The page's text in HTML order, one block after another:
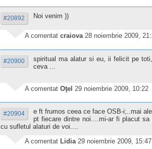
#20892 Noi venim ))
A comentat craiova 28 noiembrie 2009,
#20900
spiritual ma alatur si eu, ii felicit pe
ceva ...
A comentat Oţel 29 noiembrie 2009, 10:22
#20904
e ft frumos ceea ce face OSB-i;..mai
pt fiecare dintre noi....mi-ar fi placut
cu sufletul alaturi de voi....
A comentat Lidia 29 noiembrie 2009, 15:47